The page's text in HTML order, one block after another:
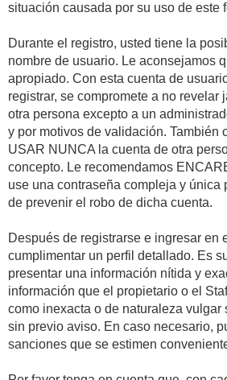
situación causada por su uso de este
Durante el registro, usted tiene la
nombre de usuario. Le aconsejamos
apropiado. Con esta cuenta de
registrar, se compromete a no revelar
otra persona excepto a un
y por motivos de validación. También
USAR NUNCA la cuenta de otra
concepto. Le recomendamos
use una contraseña compleja y única
de prevenir el robo de dicha cuenta.
Después de registrarse e ingresar en
cumplimentar un perfil detallado. Es
presentar una información nítida y
información que el propietario o el
como inexacta o de naturaleza vulgar
sin previo aviso. En caso necesario,
sanciones que se estimen